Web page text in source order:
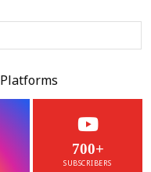
Platforms
700+
SUBSCRIBERS